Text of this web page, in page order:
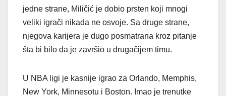
jedne strane, Miličić je dobio prsten koji mnogi
veliki igrači nikada ne osvoje. Sa druge strane,
njegova karijera je dugo posmatrana kroz pitanje
šta bi bilo da je završio u drugačijem timu.
U NBA ligi je kasnije igrao za Orlando, Memphis,
New York, Minnesotu i Boston. Imao je trenutke